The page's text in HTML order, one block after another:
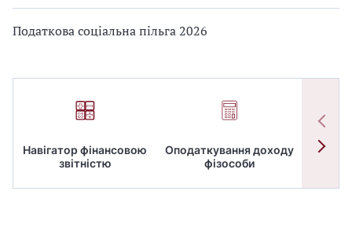
Податкова соціальна пільга 2026
Навігатор фінансовою
звітністю
Оподаткування доходу
фізособи